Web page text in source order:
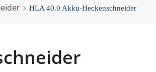
HLA 40.0 Akku-Heckenschneider